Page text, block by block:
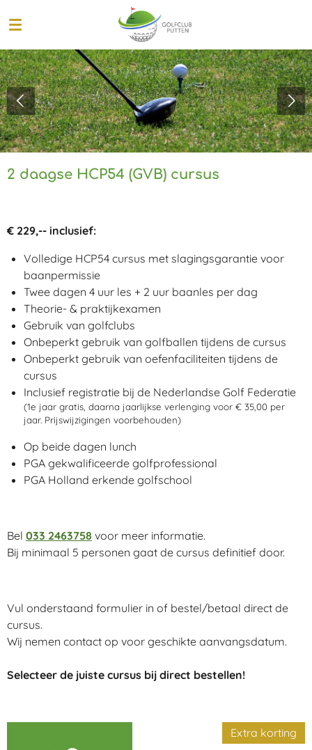
direct
naar
de
hoofdinhoud
2 daagse HCP54 (GVB) cursus
€ 229,-- inclusief:
Volledige HCP54 cursus met slagingsgarantie voor
baanpermissie
Twee dagen 4 uur les + 2 uur baanles per dag
Theorie- & praktijkexamen
Gebruik van golfclubs
Onbeperkt gebruik van golfballen tijdens de cursus
Onbeperkt gebruik van oefenfaciliteiten tijdens de
cursus
Inclusief registratie bij de Nederlandse Golf Federatie
(1e jaar gratis, daarna jaarlijkse verlenging voor € 35,00 per
jaar. Prijswijzigingen voorbehouden)
Op beide dagen lunch
PGA gekwalificeerde golfprofessional
PGA Holland erkende golfschool
Bel 033 2463758 voor meer informatie.
Bij minimaal 5 personen gaat de cursus definitief door.
Vul onderstaand formulier in of bestel/betaal direct de
cursus.
Wij nemen contact op voor geschikte aanvangsdatum.
Selecteer de juiste cursus bij direct bestellen!
Extra korting